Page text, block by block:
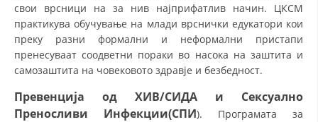
КОНТАКТ ИНФОРМАЦИИ
ЧЛЕНСТВО ВО ПРОФЕСИОНАЛНИ ТЕЛА
ЗАКОН ЗА ЦКРМ
свои врсници на за нив најприфатлив начин. ЦКСМ
практикува обучување на млади врснички едукатори кои
преку разни формални и неформални пристапи
пренесуваат соодветни пораки во насока на заштита и
самозаштита на човековото здравје и безбедност.
Превенција од ХИВ/СИДА и Сексуално
Преносливи Инфекции(СПИ). Програмата за